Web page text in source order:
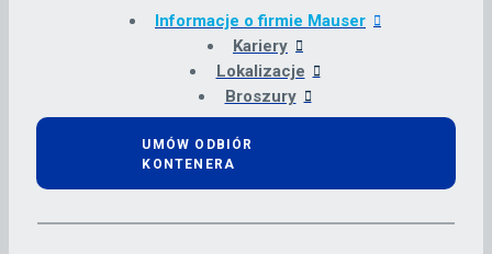
Informacje o firmie Mauser
Kariery
Lokalizacje
Broszury
UMÓW ODBIÓR
KONTENERA